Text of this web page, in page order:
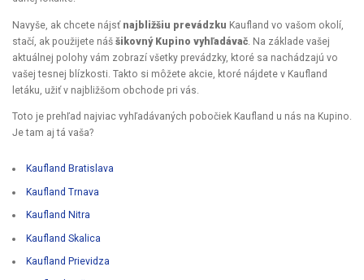
Navyše, ak chcete nájsť najbližšiu prevádzku Kaufland vo vašom okolí,
stačí, ak použijete náš šikovný Kupino vyhľadávač . Na základe vašej
aktuálnej polohy vám zobrazí všetky prevádzky, ktoré sa nachádzajú vo
vašej tesnej blízkosti. Takto si môžete akcie, ktoré nájdete v Kaufland
letáku, užiť v najbližšom obchode pri vás.
Toto je prehľad najviac vyhľadávaných pobočiek Kaufland u nás na Kupino.
Je tam aj tá vaša?
Kaufland Bratislava
Kaufland Trnava
Kaufland Nitra
Kaufland Skalica
Kaufland Prievidza